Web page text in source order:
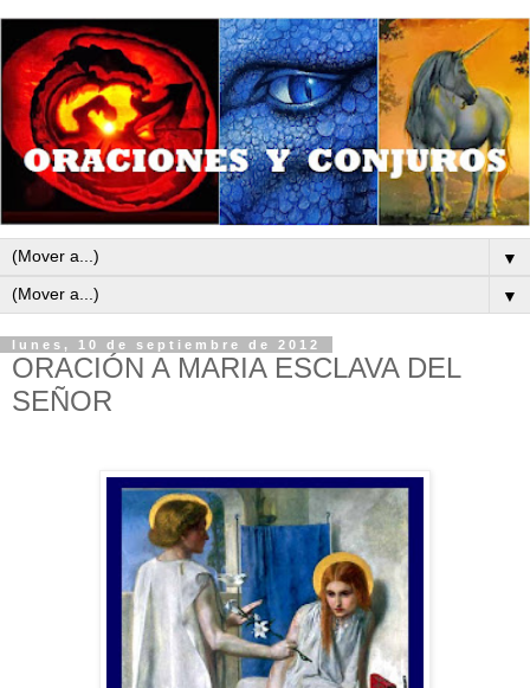
▼
▼
lunes, 10 de septiembre de 2012
ORACIÓN A MARIA ESCLAVA DEL
SEÑOR